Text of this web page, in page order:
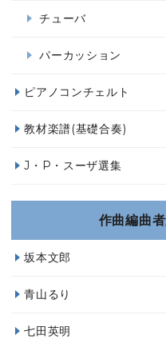
チューバ
パーカッション
ピアノコンチェルト
教材楽譜(基礎合奏)
J・P・スーザ選集
作曲編曲
坂本文郎
青山るり
七田英明